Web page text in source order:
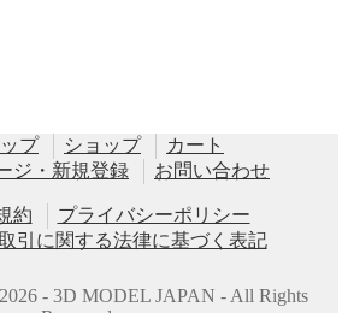
ップ ショップ
カート
ジ・新規登録
お問い合わせ
約
プライバシーポリシー
引に関する法律に基づく表記
- 3D MODEL JAPAN - All Rights